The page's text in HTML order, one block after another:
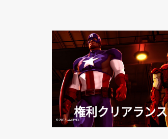
権利クリアランス